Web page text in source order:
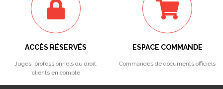
ACCÈS RÉSERVÉS
Juges, professionnels du droit,
clients en compte
ESPACE COMMANDE
Commandes de documents officiels